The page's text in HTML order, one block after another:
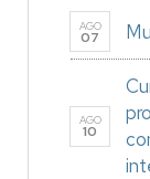
AGO
07
AGO
10